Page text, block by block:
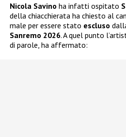
Nicola Savino ha infatti ospitato
della chiacchierata ha chiesto al
male per essere stato escluso
Sanremo 2026. A quel punto
di parole, ha affermato: